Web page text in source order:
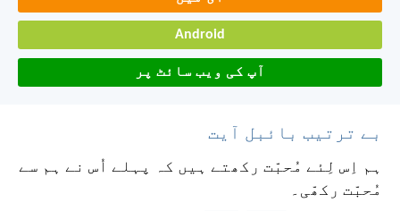
Android
آپ کی ویب سائٹ پر
بے ترتیب بائبل آیت
ہم اِس لِئے مُحبّت رکھتے ہیں کہ پہلے اُس نے ہم سے
مُحبّت رکھّی۔